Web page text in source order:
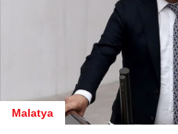
Malatya